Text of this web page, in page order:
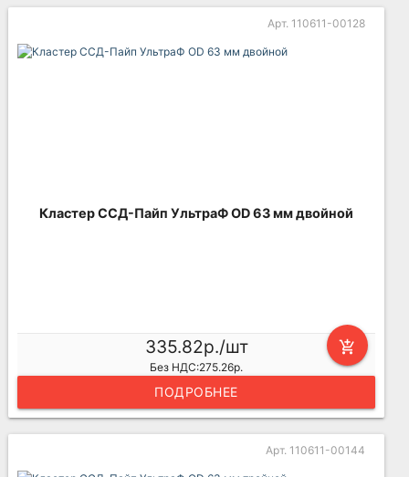
Арт. 110611-00128
Кластер ССД-Пайп УльтраФ OD 63 мм двойной
add_shopping_cart
335.82р./шт
Без НДС:275.26р.
ПОДРОБНЕЕ
Арт. 110611-00144